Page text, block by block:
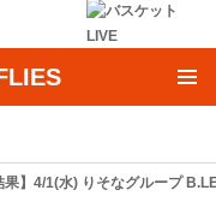
果】4/1(水) りそなグループ